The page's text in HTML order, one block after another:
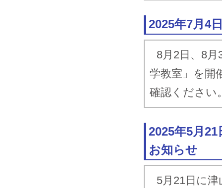
知
「
2021.8.4
津
公
津
2020.2.4
連
2019.9.27
津
2025年7月4
8月2日、8
学教室」を開
確認ください
2025年5月
お知らせ
5月21日に